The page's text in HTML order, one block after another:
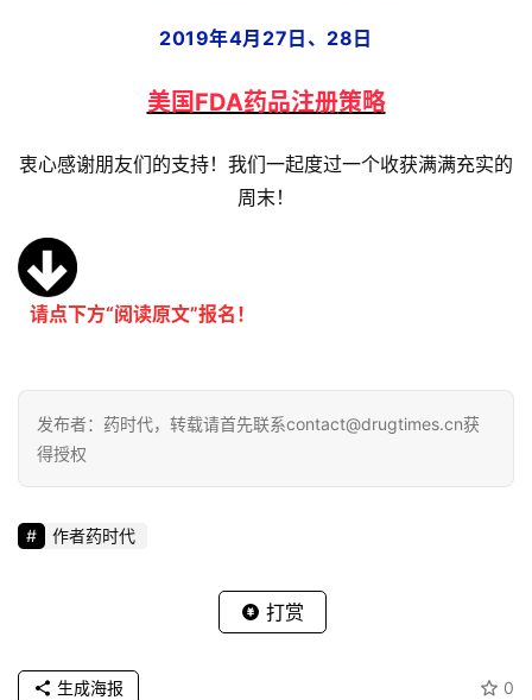
2019年4月27日、28日
美国FDA药品注册策略
衷心感谢朋友们的支持！我们一起度过一个收获满满充实的
周末！
请点下方“阅读原文”报名！
发布者：药时代，转载请首先联系contact@drugtimes.cn获
得授权
作者药时代
打赏
0
生成海报